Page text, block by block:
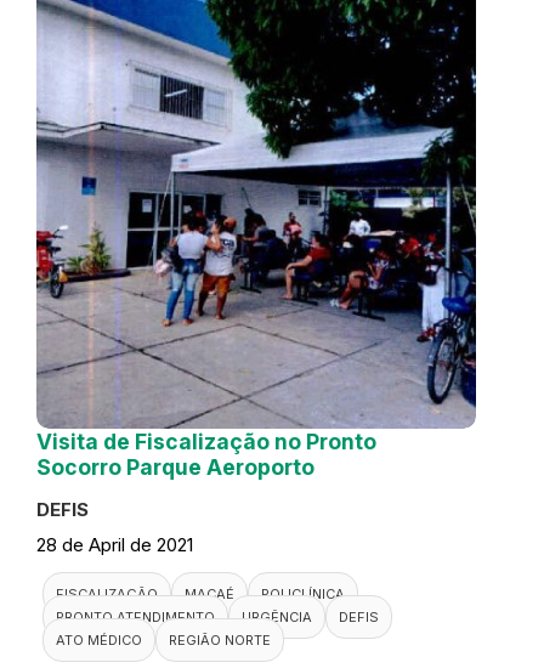
Visita de Fiscalização no Pronto
Socorro Parque Aeroporto
DEFIS
28 de April de 2021
FISCALIZAÇÃO MACAÉ
POLICLÍNICA
PRONTO ATENDIMENTO
URGÊNCIA
DEFIS
ATO MÉDICO
REGIÃO NORTE